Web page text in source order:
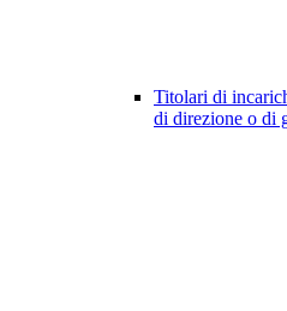
Titolari di
di direzione o di